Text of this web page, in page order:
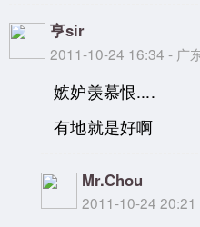
亨sir
2011-10-24 16:34 - 广
嫉妒羡慕恨....
有地就是好啊
Mr.Chou
2011-10-24 20:21